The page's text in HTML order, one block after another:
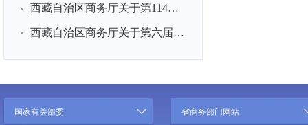
西藏自治区商务厅关于第114届全国糖酒商品交易会展台搭建项目...
西藏自治区商务厅关于第六届中国国际消费品博览会展品运输项...
国家有关部委 省商务部门网站